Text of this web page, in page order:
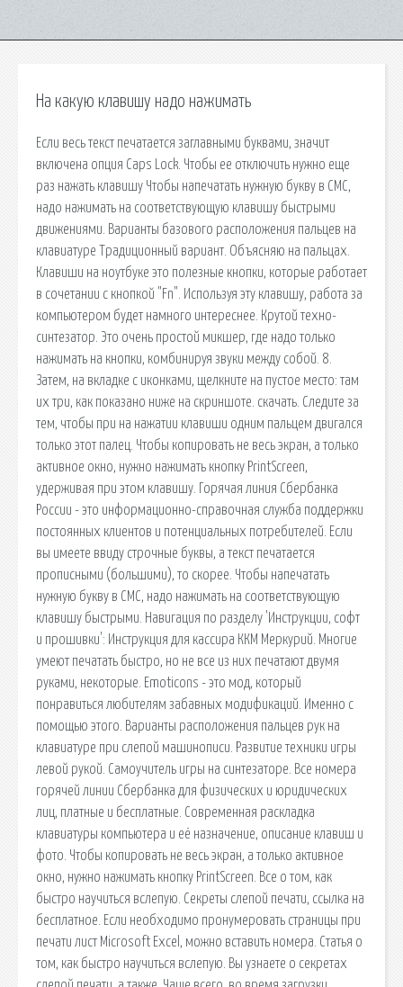
На какую клавишу надо нажимать
Если весь текст печатается заглавными буквами, значит
включена опция Caps Lock. Чтобы ее отключить нужно еще
раз нажать клавишу Чтобы напечатать нужную букву в СМС,
надо нажимать на соответствующую клавишу быстрыми
движениями. Варианты базового расположения пальцев на
клавиатуре Традиционный вариант. Объясняю на пальцах.
Клавиши на ноутбуке это полезные кнопки, которые работает
в сочетании с кнопкой "Fn". Используя эту клавишу, работа за
компьютером будет намного интереснее. Крутой техно-
синтезатор. Это очень простой микшер, где надо только
нажимать на кнопки, комбинируя звуки между собой. 8.
Затем, на вкладке с иконками, щелкните на пустое место: там
их три, как показано ниже на скриншоте. скачать. Следите за
тем, чтобы при на нажатии клавиши одним пальцем двигался
только этот палец. Чтобы копировать не весь экран, а только
активное окно, нужно нажимать кнопку PrintScreen,
удерживая при этом клавишу. Горячая линия Сбербанка
России - это информационно-справочная служба поддержки
постоянных клиентов и потенциальных потребителей. Если
вы имеете ввиду строчные буквы, а текст печатается
прописными (большими), то скорее. Чтобы напечатать
нужную букву в СМС, надо нажимать на соответствующую
клавишу быстрыми. Навигация по разделу 'Инструкции, софт
и прошивки': Инструкция для кассира ККМ Меркурий. Многие
умеют печатать быстро, но не все из них печатают двумя
руками, некоторые. Emoticons - это мод, который
понравиться любителям забавных модификаций. Именно с
помощью этого. Варианты расположения пальцев рук на
клавиатуре при слепой машинописи. Развитие техники игры
левой рукой. Самоучитель игры на синтезаторе. Все номера
горячей линии Сбербанка для физических и юридических
лиц, платные и бесплатные. Современная раскладка
клавиатуры компьютера и её назначение, описание клавиш и
фото. Чтобы копировать не весь экран, а только активное
окно, нужно нажимать кнопку PrintScreen. Все о том, как
быстро научиться вслепую. Секреты слепой печати, ссылка на
бесплатное. Если необходимо пронумеровать страницы при
печати лист Microsoft Excel, можно вставить номера. Статья о
том, как быстро научиться вслепую. Вы узнаете о секретах